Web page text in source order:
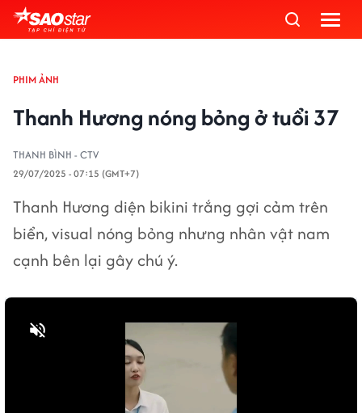
PHIM ẢNH
Thanh Hương nóng bỏng ở tuổi 37
THANH BÌNH - CTV
29/07/2025 - 07:15 (GMT+7)
Thanh Hương diện bikini trắng gợi cảm trên
biển, visual nóng bỏng nhưng nhân vật nam
cạnh bên lại gây chú ý.